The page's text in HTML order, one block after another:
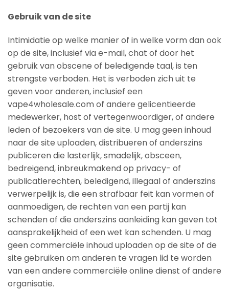
Gebruik van de site
Intimidatie op welke manier of in welke vorm dan ook
op de site, inclusief via e-mail, chat of door het
gebruik van obscene of beledigende taal, is ten
strengste verboden. Het is verboden zich uit te
geven voor anderen, inclusief een
vape4wholesale.com of andere gelicentieerde
medewerker, host of vertegenwoordiger, of andere
leden of bezoekers van de site. U mag geen inhoud
naar de site uploaden, distribueren of anderszins
publiceren die lasterlijk, smadelijk, obsceen,
bedreigend, inbreukmakend op privacy- of
publicatierechten, beledigend, illegaal of anderszins
verwerpelijk is, die een strafbaar feit kan vormen of
aanmoedigen, de rechten van een partij kan
schenden of die anderszins aanleiding kan geven tot
aansprakelijkheid of een wet kan schenden. U mag
geen commerciële inhoud uploaden op de site of de
site gebruiken om anderen te vragen lid te worden
van een andere commerciële online dienst of andere
organisatie.